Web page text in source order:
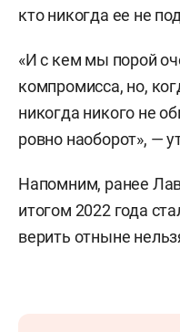
кто никогда ее не
«И с кем мы порой
компромисса, но,
никогда никого не
ровно наоборот», —
Напомним, ранее
итогом 2022 года
верить отныне